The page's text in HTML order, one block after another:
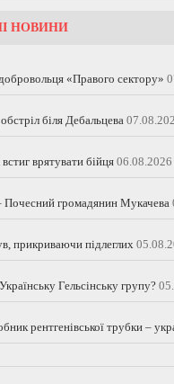
НОВИНИ
«Правого сектору»
біля Дебальцева
врятувати бійця06.08.2026
громадянин Мукачева
прикриваючи підлеглих
Гельсінську групу?
рентгенівської трубки –